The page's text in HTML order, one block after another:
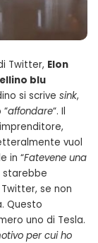
Twitter, Elon
blu
si scrive sink,
affondare“. Il
vuol
in “Fatevene una
starebbe
se non
Questo
uno di Tesla.
per cui ho